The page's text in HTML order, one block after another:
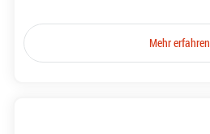
Mehr erfahren